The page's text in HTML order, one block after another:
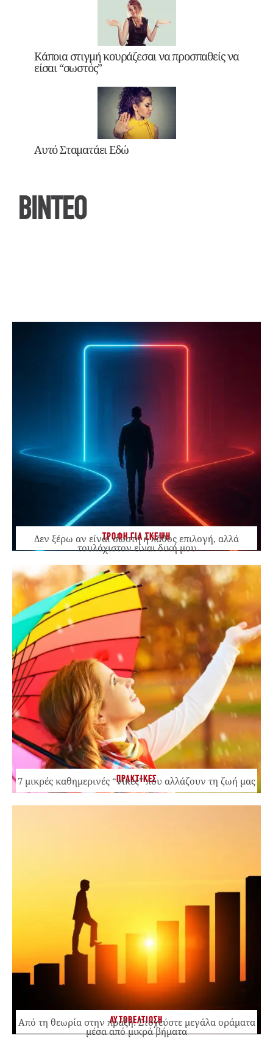
Κάποια στιγμή κουράζεσαι να προσπαθείς να
είσαι “σωστός”
Αυτό Σταματάει Εδώ
ΒΙΝΤΕΟ
ΤΡΟΦΗ ΓΙΑ ΣΚΕΨΗ
Δεν ξέρω αν είναι σωστή ή λάθος επιλογή, αλλά
τουλάχιστον είναι δική μου
ΠΡΑΚΤΙΚΕΣ
7 μικρές καθημερινές “νίκες” που αλλάζουν τη ζωή μας
ΑΥΤΟΒΕΛΤΙΩΣΗ
Από τη θεωρία στην πράξη: Στοχεύστε μεγάλα οράματα
μέσα από μικρά βήματα